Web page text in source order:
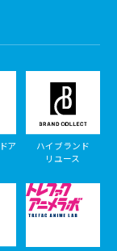
ア
ハイブランド
リユース